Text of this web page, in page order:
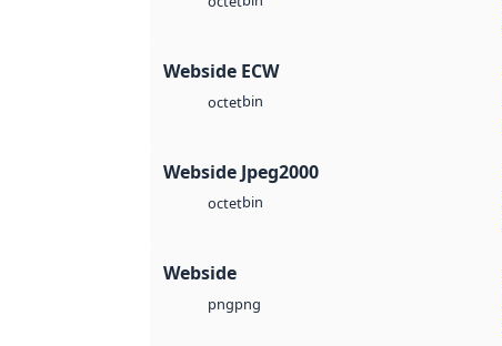
Webside ECW
octetbin
Webside Jpeg2000
octetbin
Webside
pngpng